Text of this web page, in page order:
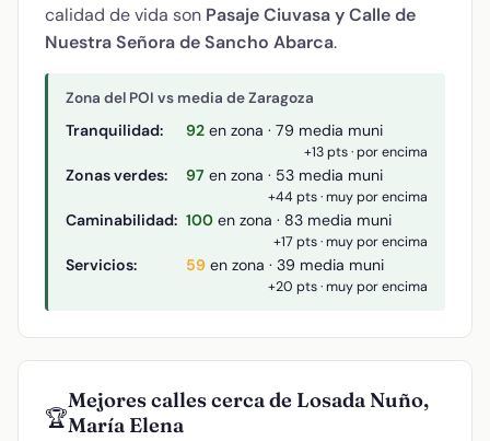
calidad de vida son Pasaje Ciuvasa y Calle de
Nuestra Señora de Sancho Abarca.
Zona del POI vs media de Zaragoza
Tranquilidad: 92 en zona · 79 media muni
+13 pts · por encima
Zonas verdes: 97 en zona · 53 media muni
+44 pts · muy por encima
Caminabilidad: 100 en zona · 83 media muni
+17 pts · muy por encima
Servicios: 59 en zona · 39 media muni
+20 pts · muy por encima
🏆
Mejores calles cerca de Losada Nuño,
María Elena